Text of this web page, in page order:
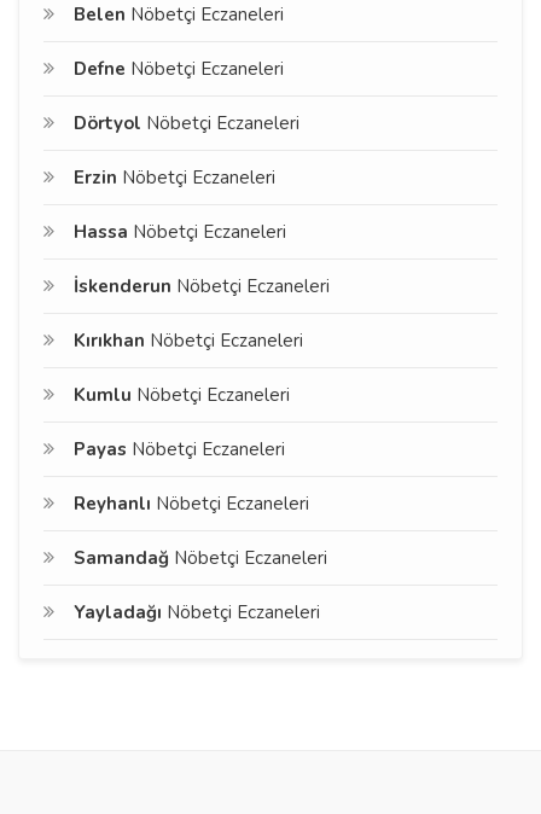
Belen Nöbetçi Eczaneleri
Defne Nöbetçi Eczaneleri
Dörtyol Nöbetçi Eczaneleri
Erzin Nöbetçi Eczaneleri
Hassa Nöbetçi Eczaneleri
İskenderun Nöbetçi Eczaneleri
Kırıkhan Nöbetçi Eczaneleri
Kumlu Nöbetçi Eczaneleri
Payas Nöbetçi Eczaneleri
Reyhanlı Nöbetçi Eczaneleri
Samandağ Nöbetçi Eczaneleri
Yayladağı Nöbetçi Eczaneleri